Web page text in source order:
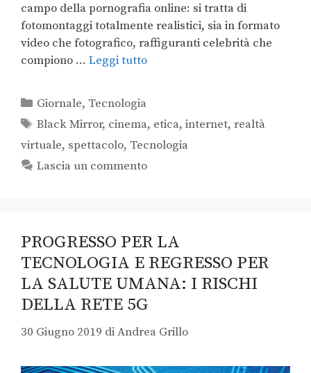
campo della pornografia online: si tratta di
fotomontaggi totalmente realistici, sia in formato
video che fotografico, raffiguranti celebrità che
compiono … Leggi tutto
Giornale, Tecnologia
Black Mirror, cinema, etica,internet,realtà
virtuale, spettacolo, Tecnologia
Lascia un commento
PROGRESSO PER LA
TECNOLOGIA E REGRESSO PER
LA SALUTE UMANA: I RISCHI
DELLA RETE 5G
30 Giugno 2019 diAndrea Grillo